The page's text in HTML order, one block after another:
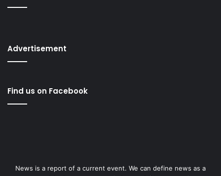
Advertisement
Find us on Facebook
News is a report of a current event. We can define news as a